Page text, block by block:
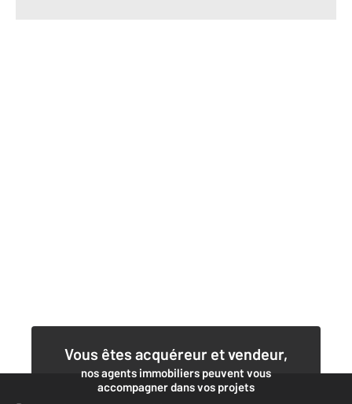
Vous êtes acquéreur et vendeur,
nos agents immobiliers peuvent vous
accompagner dans vos projets